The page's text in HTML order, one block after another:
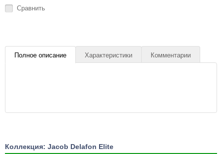
Сравнить
Полное описание Характеристики Комментарии
Коллекция: Jacob Delafon Elite